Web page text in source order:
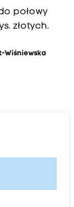
połowy
złotych.
Wiśniewska